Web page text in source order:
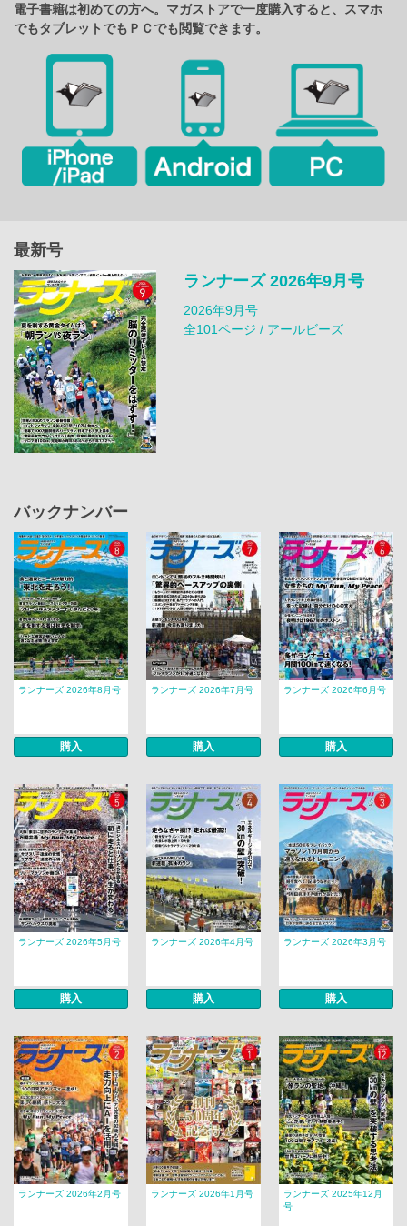
電子書籍は初めての方へ。マガストアで一度購入すると、スマホ
でもタブレットでもＰＣでも閲覧できます。
最新号
ランナーズ 2026年9月号
2026年9月号
全101ページ / アールビーズ
バックナンバー
ランナーズ 2026年8月号
購入
ランナーズ 2026年7月号
購入
ランナーズ 2026年6月号
購入
ランナーズ 2026年5月号
購入
ランナーズ 2026年4月号
購入
ランナーズ 2026年3月号
購入
ランナーズ 2026年2月号 ランナーズ 2026年1月号
ランナーズ 2025年12月
号